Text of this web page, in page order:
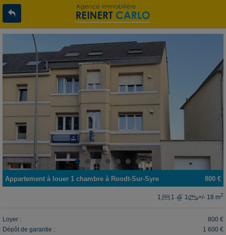
800 €
Appartement à louer 1 chambre à Roodt-Sur-Syre
1 1 1 +/- 18 m2
Loyer :
800 €
Dépôt de garantie :
1 600 €